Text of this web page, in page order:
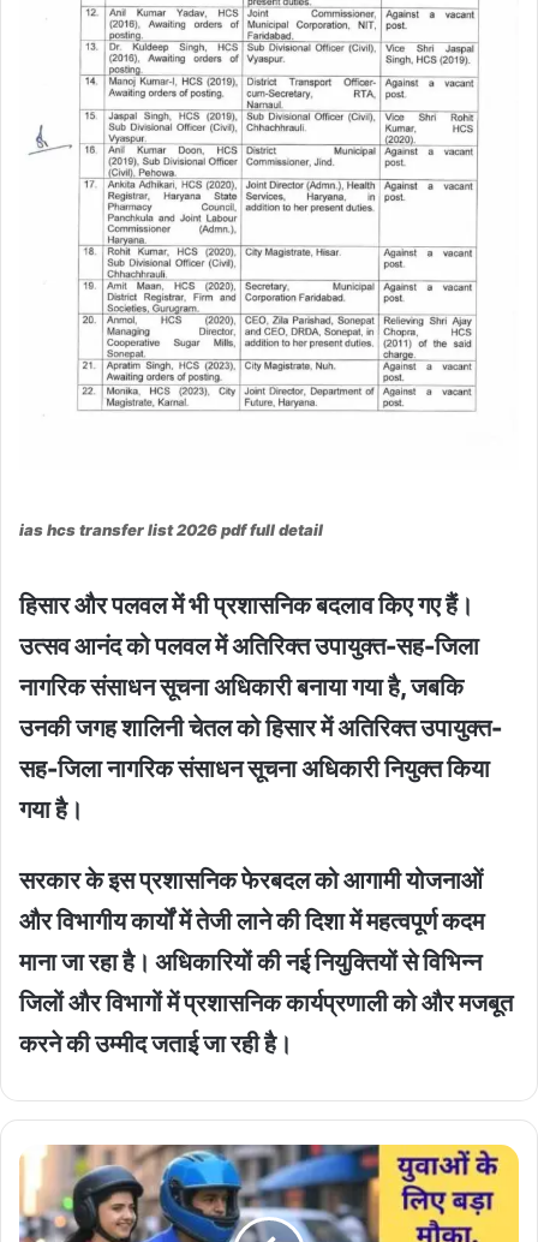
ias hcs transfer list 2026 pdf full detail
हिसार और पलवल में भी प्रशासनिक बदलाव किए गए हैं।
उत्सव आनंद को पलवल में अतिरिक्त उपायुक्त-सह-जिला
नागरिक संसाधन सूचना अधिकारी बनाया गया है, जबकि
उनकी जगह शालिनी चेतल को हिसार में अतिरिक्त उपायुक्त-
सह-जिला नागरिक संसाधन सूचना अधिकारी नियुक्त किया
गया है।
सरकार के इस प्रशासनिक फेरबदल को आगामी योजनाओं
और विभागीय कार्यों में तेजी लाने की दिशा में महत्वपूर्ण कदम
माना जा रहा है। अधिकारियों की नई नियुक्तियों से विभिन्न
जिलों और विभागों में प्रशासनिक कार्यप्रणाली को और मजबूत
करने की उम्मीद जताई जा रही है।
Haryana
अब